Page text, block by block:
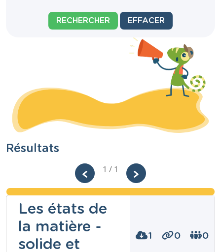
RECHERCHER EFFACER
Résultats
1 / 1
Les états de
la matière -
solide et
1 0 0